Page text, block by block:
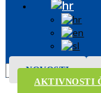
NOVOSTI
AKTIVNOSTI